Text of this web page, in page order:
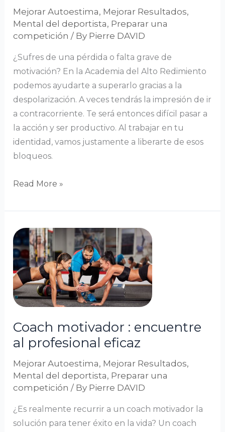
Mejorar Autoestima, Mejorar Resultados,
Mental del deportista, Preparar una
competición / By Pierre DAVID
¿Sufres de una pérdida o falta grave de
motivación? En la Academia del Alto Redimiento
podemos ayudarte a superarlo gracias a la
despolarización. A veces tendrás la impresión de ir
a contracorriente. Te será entonces difícil pasar a
la acción y ser productivo. Al trabajar en tu
identidad, vamos justamente a liberarte de esos
bloqueos.
superarla?
Read More »
Coach motivador : encuentre
al profesional eficaz
Mejorar Autoestima, Mejorar Resultados,
Mental del deportista, Preparar una
competición / By Pierre DAVID
¿Es realmente recurrir a un coach motivador la
solución para tener éxito en la vida? Un coach
Coach
motivador
:
encuentre
al
profesional